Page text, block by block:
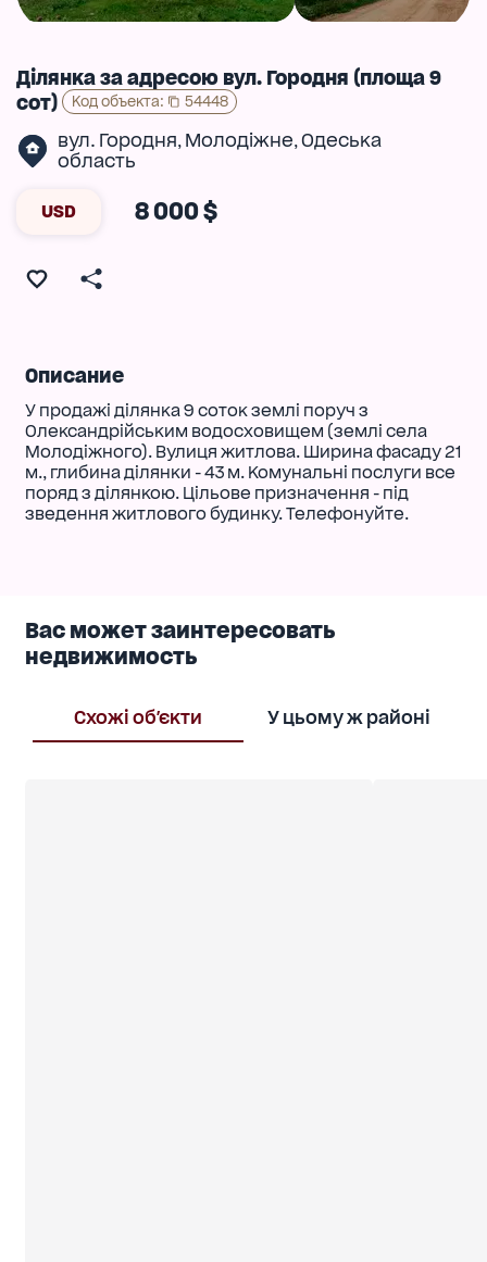
Ділянка за адресою вул. Городня (площа 9
сот)
Код объекта: 54448
вул. Городня, Молодіжне,Одеська
область
USD 8 000 $
Описание
У продажі ділянка 9 соток землі поруч з
Олександрійським водосховищем (землі села
Молодіжного). Вулиця житлова. Ширина фасаду 21
м., глибина ділянки - 43 м. Комунальні послуги все
поряд з ділянкою. Цільове призначення - під
зведення житлового будинку. Телефонуйте.
Вас может заинтересовать
недвижимость
Схожі об'єкти У цьому ж районі